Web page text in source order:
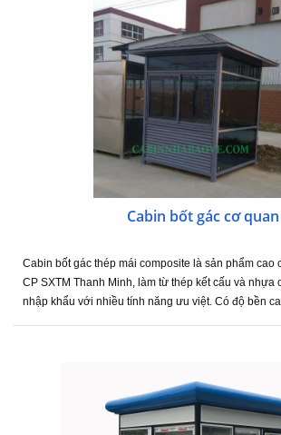
Cabin bốt gác cơ quan
Cabin bốt gác thép mái composite là sản phẩm cao
CP SXTM Thanh Minh, làm từ thép kết cấu và nhựa
nhập khẩu với nhiều tính năng ưu việt. Có độ bền